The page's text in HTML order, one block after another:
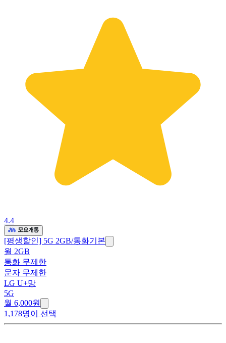
4.4
[평생할인] 5G 2GB/통화기본
월 2GB
통화 무제한
문자 무제한
LG U+망
5G
월 6,000원
1,178명이 선택